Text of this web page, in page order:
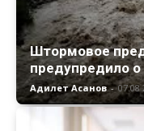
Штормовое
предупредило
Адилет Асанов -